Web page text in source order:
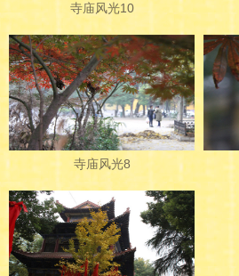
寺庙风光10
寺庙风光8